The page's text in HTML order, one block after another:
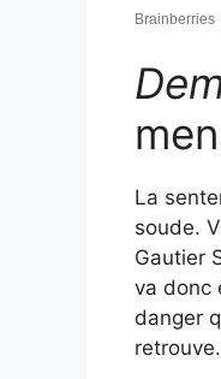
La
soude.
Gautier
va donc
danger
retrouve.